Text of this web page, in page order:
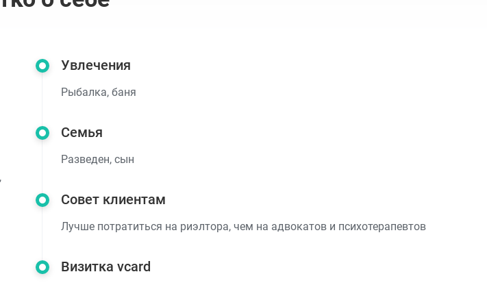
Увлечения
Рыбалка, баня
Семья
Разведен, сын
Совет клиентам
Лучше потратиться на риэлтора, чем на адвокатов и психотерапевтов
Визитка vcard